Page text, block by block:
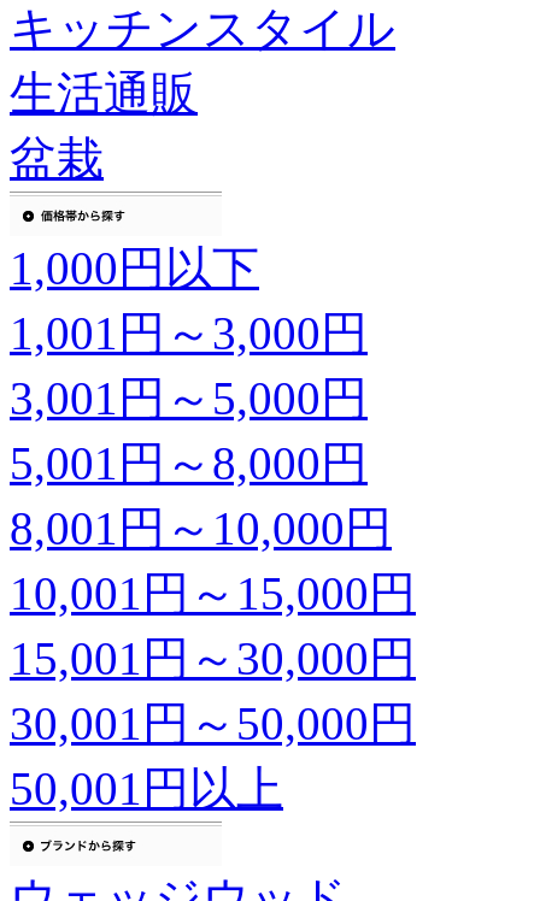
キッチンスタイル
生活通販
盆栽
1,000円以下
1,001円～3,000円
3,001円～5,000円
5,001円～8,000円
8,001円～10,000円
10,001円～15,000円
15,001円～30,000円
30,001円～50,000円
50,001円以上